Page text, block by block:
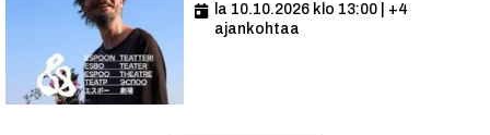
la 10.10.2026 klo 13:00 | +4
ajankohtaa